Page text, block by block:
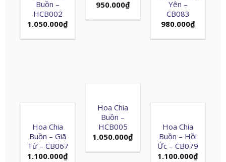
950.000₫
Yên –
CB083
980.000₫
Buồn –
HCB002
1.050.000₫
Hoa Chia
Buồn –
HCB005
1.050.000₫
Hoa Chia
Buồn – Giã
Từ – CB067
1.100.000₫
Hoa Chia
Buồn – Hồi
Ức – CB079
1.100.000₫